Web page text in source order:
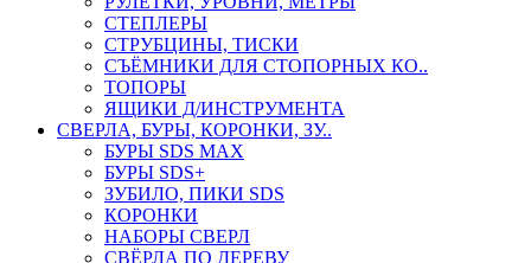
СТЕПЛЕРЫ
СТРУБЦИНЫ, ТИСКИ
СЪЁМНИКИ ДЛЯ СТОПОРНЫХ КО..
ТОПОРЫ
ЯЩИКИ Д/ИНСТРУМЕНТА
СВЕРЛА, БУРЫ, КОРОНКИ, ЗУ..
БУРЫ SDS MAX
БУРЫ SDS+
ЗУБИЛО, ПИКИ SDS
КОРОНКИ
НАБОРЫ СВЕРЛ
СВЁРЛА ПО ДЕРЕВУ